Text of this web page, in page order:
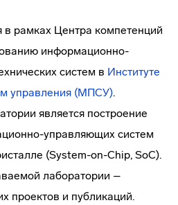
в рамках Центра компетенций
информационно-
систем в Институте
управления (МПСУ).
является построение
управляющих систем
(System-on-Chip, SoC).
лаборатории –
проектов и публикаций.